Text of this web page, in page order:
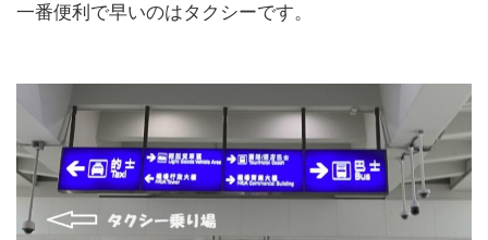
一番便利で早いのはタクシーです。